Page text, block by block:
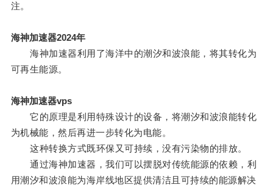
注。
海神加速器2024年
海神加速器利用了海洋中的潮汐和波浪能，将其转化为
可再生能源。
海神加速器vps
它的原理是利用特殊设计的设备，将潮汐和波浪能转化
为机械能，然后再进一步转化为电能。
这种转换方式既环保又可持续，没有污染物的排放。
通过海神加速器，我们可以摆脱对传统能源的依赖，利
用潮汐和波浪能为海岸线地区提供清洁且可持续的能源解决